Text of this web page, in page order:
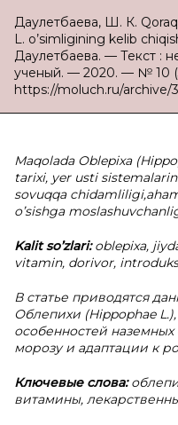
Даулетбаева, Ш. К.
L. o’simligining kelib
Даулетбаева. — Текст :
ученый. — 2020. — № 10
https://moluch.ru/archive/
Maqolada Oblepixa
tarixi, yer usti
sovuqqa
o’sishga
Kalit so’zlari:oblepixa,
vitamin, dorivor,
В статье приводятся
Облепихи (Hippophae
особенностей наземных
морозу и адаптации к
Ключевые слова:
витамины,